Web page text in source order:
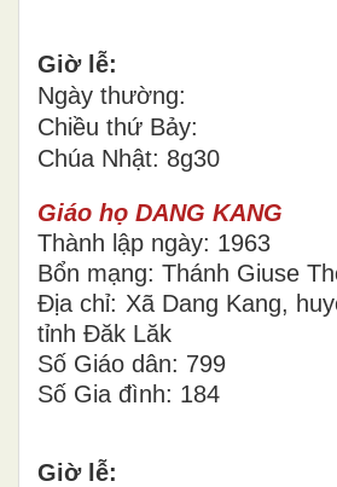
Giờ lễ:
Ngày thường:
Chiều thứ Bảy:
Chúa Nhật: 8g30
Giáo họ DANG KANG
Thành lập ngày: 1963
Bổn mạng: Thánh Giuse
Địa chỉ: Xã Dang Kang,
tỉnh Đăk Lăk
Số Giáo dân: 799
Số Gia đình: 184
Giờ lễ: